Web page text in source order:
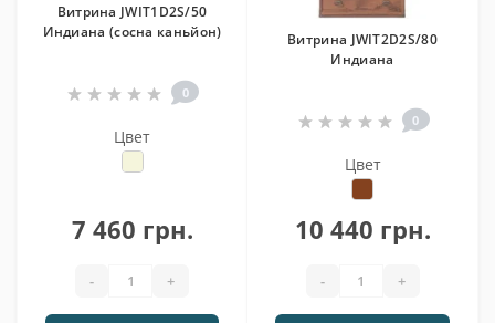
Витрина JWIT1D2S/50
Индиана (сосна каньйон)
0
Цвет
7 460 грн.
- +
Витрина JWIT2D2S/80
Индиана
0
Цвет
10 440 грн.
- +